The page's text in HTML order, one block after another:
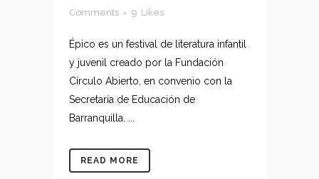
Comments
9 Likes
Épico es un festival de literatura infantil
y juvenil creado por la Fundación
Círculo Abierto, en convenio con la
Secretaría de Educación de
Barranquilla. ...
READ MORE